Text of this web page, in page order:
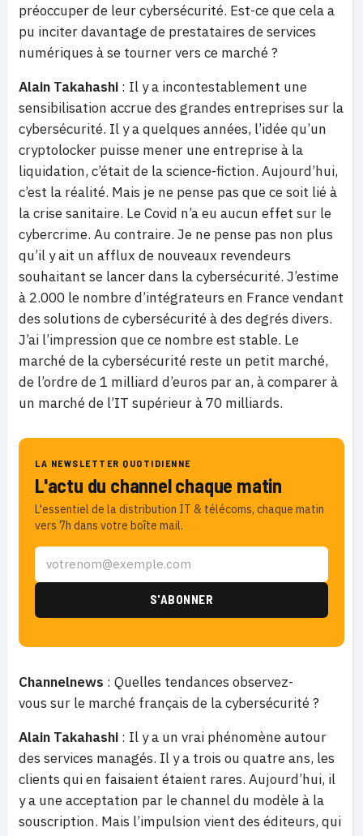
préoccuper de leur cybersécurité. Est-ce que cela a
pu inciter davantage de prestataires de services
numériques à se tourner vers ce marché ?
Alain Takahashi : Il y a incontestablement une
sensibilisation accrue des grandes entreprises sur la
cybersécurité. Il y a quelques années, l’idée qu’un
cryptolocker puisse mener une entreprise à la
liquidation, c’était de la science-fiction. Aujourd’hui,
c’est la réalité. Mais je ne pense pas que ce soit lié à
la crise sanitaire. Le Covid n’a eu aucun effet sur le
cybercrime. Au contraire. Je ne pense pas non plus
qu’il y ait un afflux de nouveaux revendeurs
souhaitant se lancer dans la cybersécurité. J’estime
à 2.000 le nombre d’intégrateurs en France vendant
des solutions de cybersécurité à des degrés divers.
J’ai l’impression que ce nombre est stable. Le
marché de la cybersécurité reste un petit marché,
de l’ordre de 1 milliard d’euros par an, à comparer à
un marché de l’IT supérieur à 70 milliards.
LA NEWSLETTER QUOTIDIENNE
L'actu du channel chaque matin
L'essentiel de la distribution IT & télécoms, chaque matin
vers 7h dans votre boîte mail.
Channelnews : Quelles tendances observez-
vous sur le marché français de la cybersécurité ?
Alain Takahashi : Il y a un vrai phénomène autour
des services managés. Il y a trois ou quatre ans, les
clients qui en faisaient étaient rares. Aujourd’hui, il
y a une acceptation par le channel du modèle à la
souscription. Mais l’impulsion vient des éditeurs, qui